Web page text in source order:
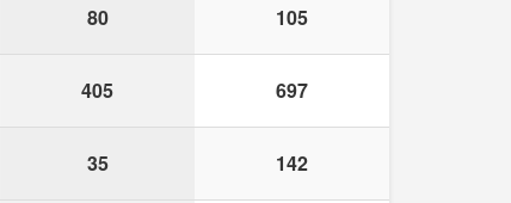
80 105
405 697
35 142